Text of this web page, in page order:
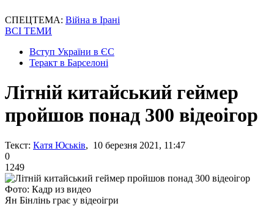
СПЕЦТЕМА: Війна в Ірані
ВСІ ТЕМИ
Вступ України в ЄС
Теракт в Барселоні
Літній китайський геймер
пройшов понад 300 відеоігор
Текст: Катя Юськів, 10 березня 2021, 11:47
0
1249
Фото: Кадр из видео
Ян Бінлінь грає у відеоігри